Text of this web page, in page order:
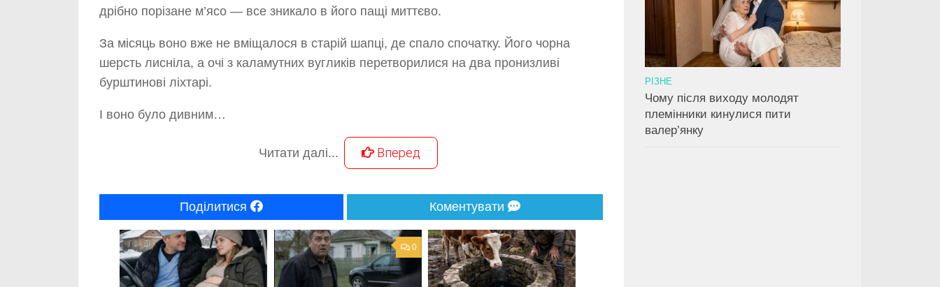
дрібно порізане м’ясо — все зникало в його пащі миттєво.
За місяць воно вже не вміщалося в старій шапці, де спало спочатку. Його чорна
шерсть лисніла, а очі з каламутних вугликів перетворилися на два пронизливі
бурштинові ліхтарі.
І воно було дивним…
Читати далі... Вперед
Поділитися Коментувати
0
РІЗНЕ
Чому після виходу молодят
племінники кинулися пити
валер’янку